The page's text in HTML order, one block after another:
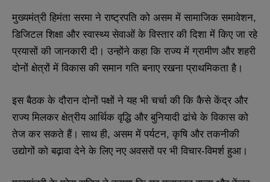
मुख्यमंत्री हिमंता सरमा ने राष्ट्रपति को असम में सामाजिक समावेशन,
डिजिटल शिक्षा और स्वास्थ्य सेवाओं के विस्तार की दिशा में किए जा रहे
प्रयासों की जानकारी दी। उन्होंने कहा कि राज्य में ग्रामीण और शहरी
दोनों क्षेत्रों में विकास की समान गति बनाए रखना प्राथमिकता है।
इस बैठक के दौरान दोनों पक्षों ने यह भी चर्चा की कि कैसे केंद्र और
राज्य मिलकर क्षेत्रीय आर्थिक वृद्धि और बुनियादी ढांचे के विकास को
तेज कर सकते हैं। साथ ही, असम में पर्यटन, कृषि और तकनीकी
उद्योगों को बढ़ावा देने के लिए नए अवसरों पर भी विचार-विमर्श हुआ।